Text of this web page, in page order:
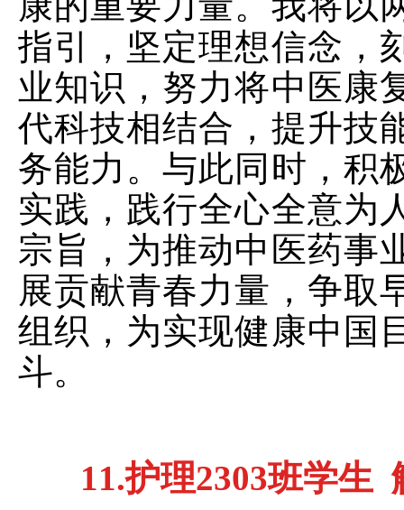
指引，坚定理想信念，
业知识，努力将中医康
代科技相结合，提升技
务能力。与此同时，积
实践，践行全心全意为
宗旨，为推动中医药事
展贡献青春力量，争取
组织，为实现健康中国
斗。
11.护理2303班学生